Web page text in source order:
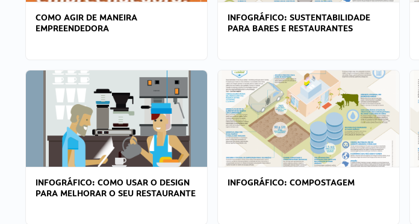
COMO AGIR DE MANEIRA
EMPREENDEDORA
INFOGRÁFICO: SUSTENTABILIDADE
PARA BARES E RESTAURANTES
INFOGRÁFICO: COMO USAR O DESIGN
PARA MELHORAR O SEU RESTAURANTE
INFOGRÁFICO: COMPOSTAGEM